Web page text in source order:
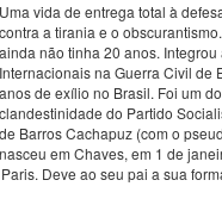
Uma vida de entrega total à
contra a tirania e o
ainda não tinha 20 anos. Integrou
Internacionais na Guerra Civil de
anos de exílio no Brasil. Foi um
clandestinidade do Partido
de Barros Cachapuz (com o
nasceu em Chaves, em 1 de
Deve ao seu pai a sua